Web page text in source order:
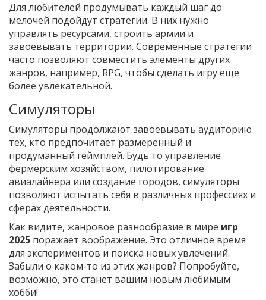
Для любителей продумывать каждый шаг до
мелочей подойдут стратегии. В них нужно
управлять ресурсами, строить армии и
завоевывать территории. Современные стратегии
часто позволяют совместить элементы других
жанров, например, RPG, чтобы сделать игру еще
более увлекательной.
Симуляторы
Симуляторы продолжают завоевывать аудиторию
тех, кто предпочитает размеренный и
продуманный геймплей. Будь то управление
фермерским хозяйством, пилотирование
авиалайнера или создание городов, симуляторы
позволяют испытать себя в различных профессиях и
сферах деятельности.
Как видите, жанровое разнообразие в мире игр
2025 поражает воображение. Это отличное время
для экспериментов и поиска новых увлечений.
Забыли о каком-то из этих жанров? Попробуйте,
возможно, это станет вашим новым любимым
хобби!